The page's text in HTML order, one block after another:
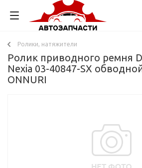
Ролики, натяжители
Ролик приводного ремня
Nexia 03-40847-SX
ONNURI